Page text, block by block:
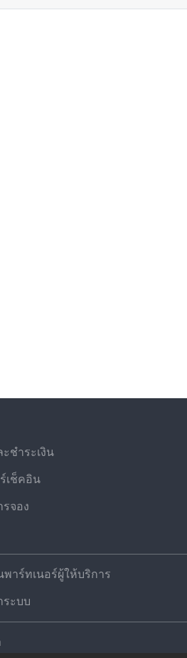
ชำระเงิน
เช็คอิน
รจอง
พาร์ทเนอร์ผู้ให้บริการ
ะบบ